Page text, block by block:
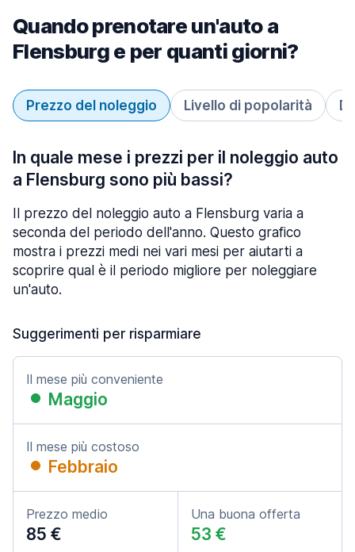
Quando prenotare un'auto a
Flensburg e per quanti giorni?
Prezzo del noleggio Livello di popolarità
In quale mese i prezzi per il noleggio auto
a Flensburg sono più bassi?
Il prezzo del noleggio auto a Flensburg varia a
seconda del periodo dell'anno. Questo grafico
mostra i prezzi medi nei vari mesi per aiutarti a
scoprire qual è il periodo migliore per noleggiare
un'auto.
Suggerimenti per risparmiare
Il mese più conveniente
Maggio
Il mese più costoso
Febbraio
Prezzo medio
85 €
Una buona offerta
53 €